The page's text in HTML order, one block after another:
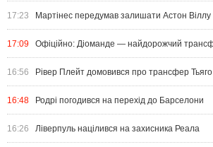
17:23 Мартінес передумав залишати Астон Віллу
17:09 Офіційно: Діоманде — найдорожчий
16:56 Рівер Плейт домовився про трансфер
16:48 Родрі погодився на перехід до Барселони
16:26 Ліверпуль націлився на захисника Реала